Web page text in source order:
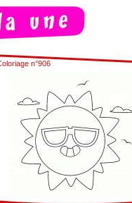
n°906